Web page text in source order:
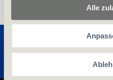
Alle
Entdecken Sie